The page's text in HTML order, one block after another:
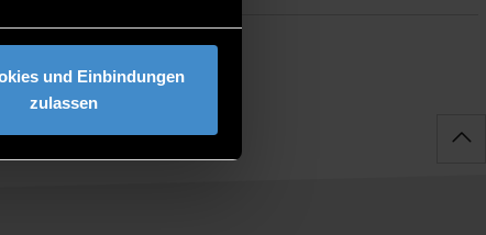
und Einbindungen
zulassen